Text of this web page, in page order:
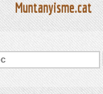
Muntanyisme.cat